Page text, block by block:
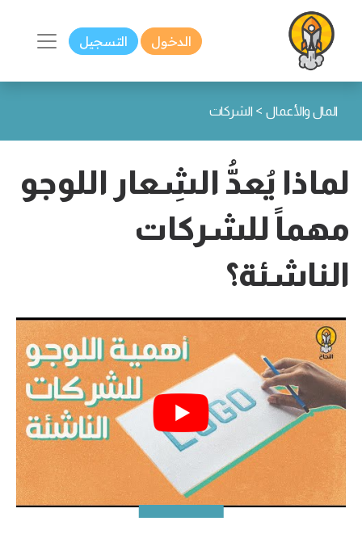
الدخول التسجيل
المال والأعمال > الشركات
لماذا يُعدُّ الشِعار اللوجو
مهماً للشركات
الناشئة؟